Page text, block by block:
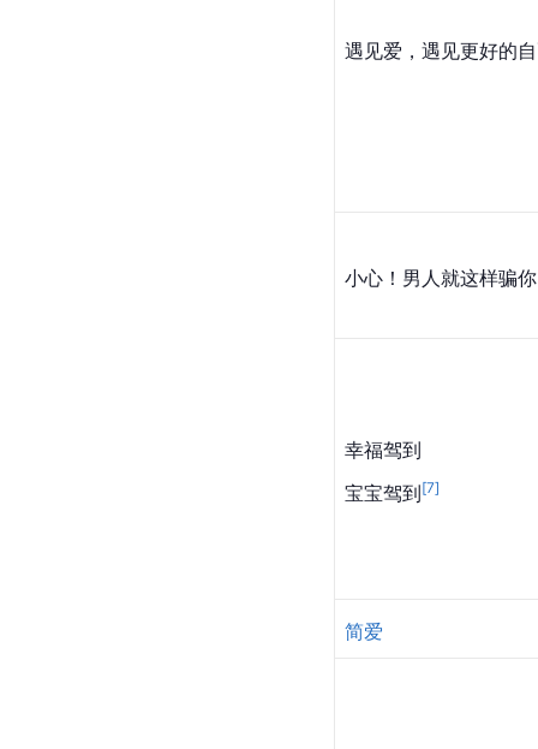
遇见爱，遇见更好的
小心！男人就这样骗你
幸福驾到
宝宝驾到[7]
简爱